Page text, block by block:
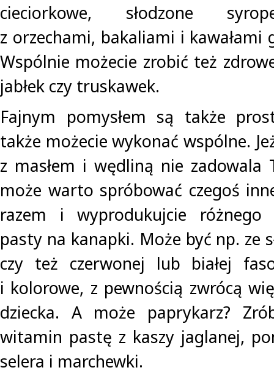
cieciorkowe, słodzone
z orzechami, bakaliami i kawałami
Wspólnie możecie zrobić też
jabłek czy truskawek.
Fajnym pomysłem są także
także możecie wykonać wspólne.
z masłem i wędliną nie zadowala
może warto spróbować czegoś
razem i wyprodukujcie różnego
pasty na kanapki. Może być np. ze
czy też czerwonej lub białej
i kolorowe, z pewnością zwrócą
dziecka. A może paprykarz?
witamin pastę z kaszy jaglanej,
selera i marchewki.